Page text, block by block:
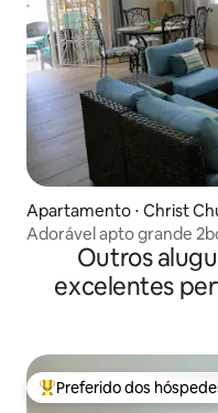
Apartamento ⋅ Christ
Adorável apto grande
Outros
excelentes
Entre os melhores
Preferido dos